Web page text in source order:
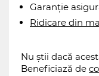
Garanție
Ridicare din
Nu știi dacă
Beneficiază de